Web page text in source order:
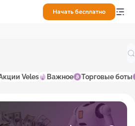
Начать бесплатно
Veles Важное Торговые боты